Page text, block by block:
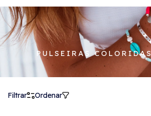
PULSEIRAS COLORIDAS
Filtrar Ordenar